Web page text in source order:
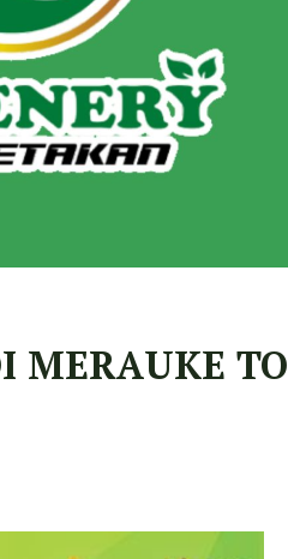
MERAUKE TO